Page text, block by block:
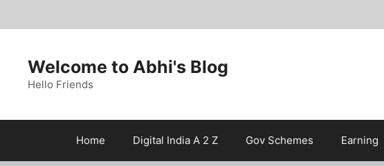
Welcome to Abhi's Blog
Hello Friends
Home Digital India A 2 Z Gov Schemes Earning